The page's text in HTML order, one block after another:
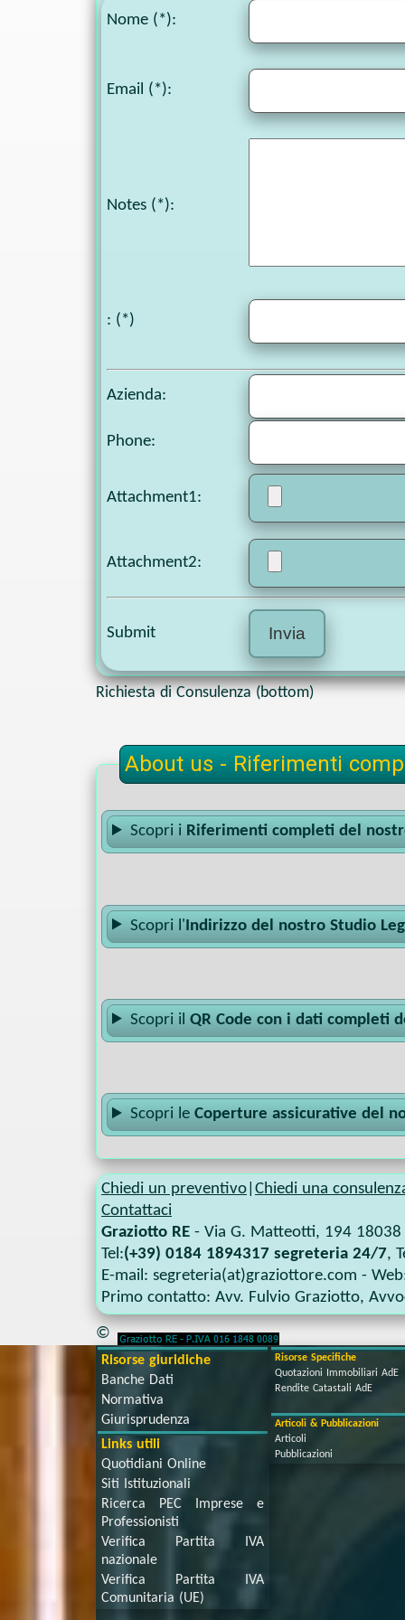
Nome (*):
Email (*):
Notes (*):
: (*)
Azienda:
Phone:
Attachment1:
Attachment2:
Submit
Richiesta di Consulenza (bottom)
About us - Riferimenti
Scopri i Riferimenti completi del
Scopri l' Indirizzo del nostro Studio
Scopri ilQR Code con i dati completi
Scopri leCoperture assicurative del
Chiedi un preventivo Chiedi una
Contattaci
Graziotto RE - Via G. Matteotti, 194 18038
Tel:(+39) 0184 1894317 segreteria 24/7,
E-mail: segreteria(at)graziottore.com -
Primo contatto: Avv. Fulvio Graziotto,
©
Risorse giuridiche
Banche Dati
Normativa
Giurisprudenza
Links utili
Quotidiani Online
Siti Istituzionali
Ricerca PEC Imprese e
Professionisti
Verifica Partita IVA
nazionale
Verifica Partita IVA
Comunitaria (UE)
Risorse Specifiche
Quotazioni Immobiliari AdE
Rendite Catastali AdE
Articoli & Pubblicazioni
Articoli
Pubblicazioni